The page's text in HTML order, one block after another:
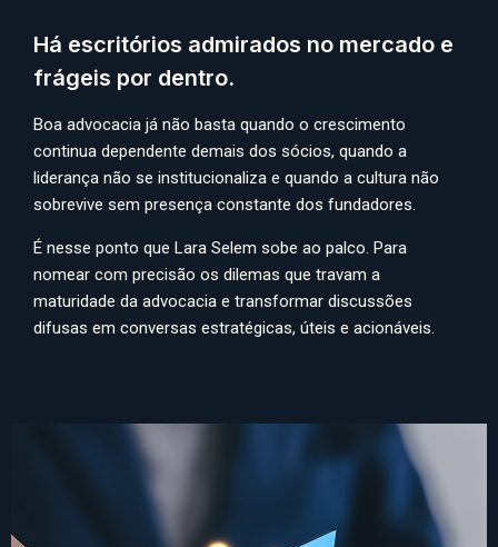
Há escritórios admirados no mercado e
frágeis por dentro.
Boa advocacia já não basta quando o crescimento
continua dependente demais dos sócios, quando a
liderança não se institucionaliza e quando a cultura não
sobrevive sem presença constante dos fundadores.
É nesse ponto que Lara Selem sobe ao palco. Para
nomear com precisão os dilemas que travam a
maturidade da advocacia e transformar discussões
difusas em conversas estratégicas, úteis e acionáveis.